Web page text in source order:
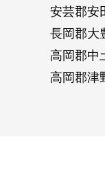
安芸郡安
長岡郡大
高岡郡中
高岡郡津